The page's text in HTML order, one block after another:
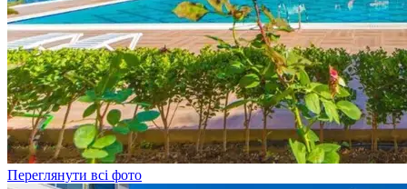
Переглянути всі фото